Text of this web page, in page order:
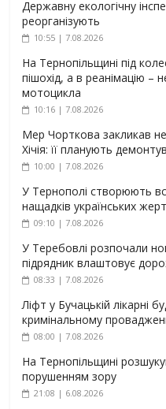
Державну екологічну
реорганізують
10:55 | 7.08.2026
На Тернопільщині під
пішохід, а в реанімацію –
мотоцикла
10:16 | 7.08.2026
Мер Чорткова закликав
Хічія: її планують
10:00 | 7.08.2026
У Тернополі створюють
нащадків українських
09:10 | 7.08.2026
У Теребовлі розпочали
підрядник влаштовує
08:33 | 7.08.2026
Ліфт у Бучацькій лікарні
кримінальному
08:00 | 7.08.2026
На Тернопільщині
порушенням зору
21:08 | 6.08.2026